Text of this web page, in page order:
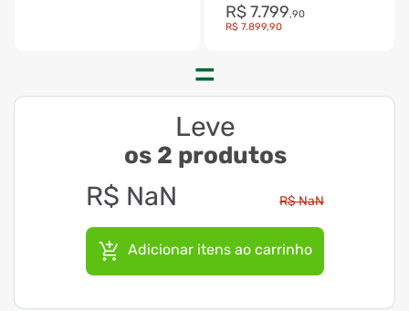
R$7.799,90
R$ 7.899,90
Leve
os 2 produtos
R$ NaN R$NaN
Adicionar itens ao carrinho